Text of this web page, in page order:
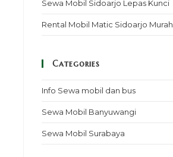
Sewa Mobil Sidoarjo Lepas Kunci
Rental Mobil Matic Sidoarjo Murah
Categories
Info Sewa mobil dan bus
Sewa Mobil Banyuwangi
Sewa Mobil Surabaya